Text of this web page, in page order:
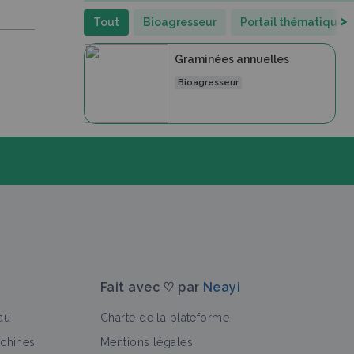
Tout Bioagresseur Portail thématique>
Graminées annuelles
Bioagresseur
Fait avec ♡ par Neayi
Charte de la plateforme
Mentions légales